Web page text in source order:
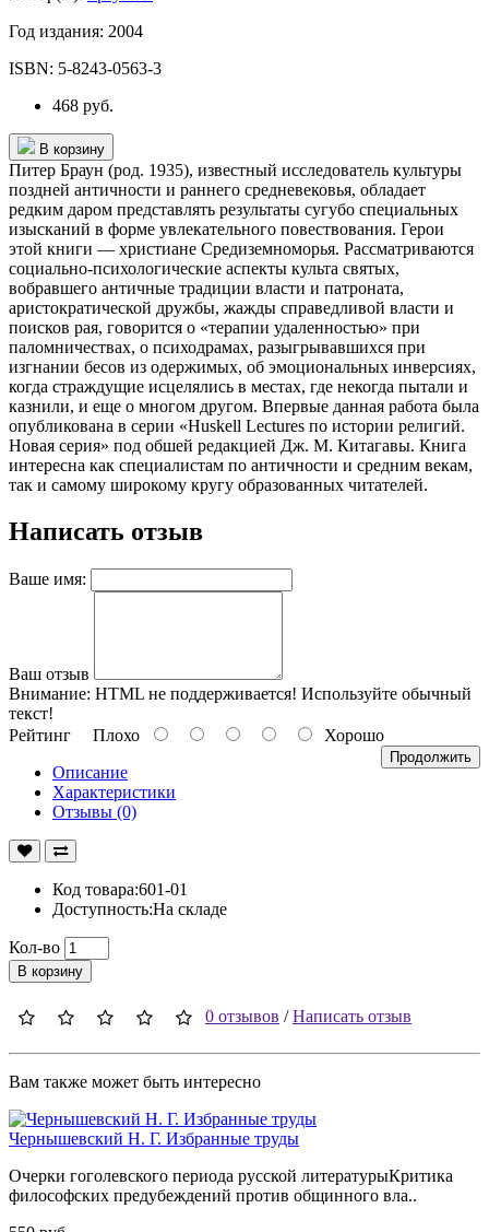
Год издания: 2004
ISBN: 5-8243-0563-3
468 руб.
В корзину
Питер Браун (род. 1935), известный исследователь культуры
поздней античности и раннего средневековья, обладает
редким даром представлять результаты сугубо специальных
изысканий в форме увлекательного повествования. Герои
этой книги — христиане Средиземноморья. Рассматриваются
социально-психологические аспекты культа святых,
вобравшего античные традиции власти и патроната,
аристократической дружбы, жажды справедливой власти и
поисков рая, говорится о «терапии удаленностью» при
паломничествах, о психодрамах, разыгрывавшихся при
изгнании бесов из одержимых, об эмоциональных инверсиях,
когда страждущие исцелялись в местах, где некогда пытали и
казнили, и еще о многом другом. Впервые данная работа была
опубликована в серии «Huskell Lectures по истории религий.
Новая серия» под обшей редакцией Дж. М. Китагавы. Книга
интересна как специалистам по античности и средним векам,
так и самому широкому кругу образованных читателей.
Написать отзыв
Ваше имя:
Ваш отзыв
Внимание: HTML не поддерживается! Используйте обычный
текст!
Рейтинг Плохо Хорошо
Продолжить
Описание
Характеристики
Отзывы (0)
Код товара:601-01
Доступность:На складе
Кол-во
В корзину
0 отзывов /Написать отзыв
Вам также может быть интересно
Чернышевский Н. Г. Избранные труды
Очерки гоголевского периода русской литературыКритика
философских предубеждений против общинного вла..